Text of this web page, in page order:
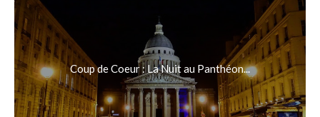
Coup de Coeur : La Nuit au Panthéon...